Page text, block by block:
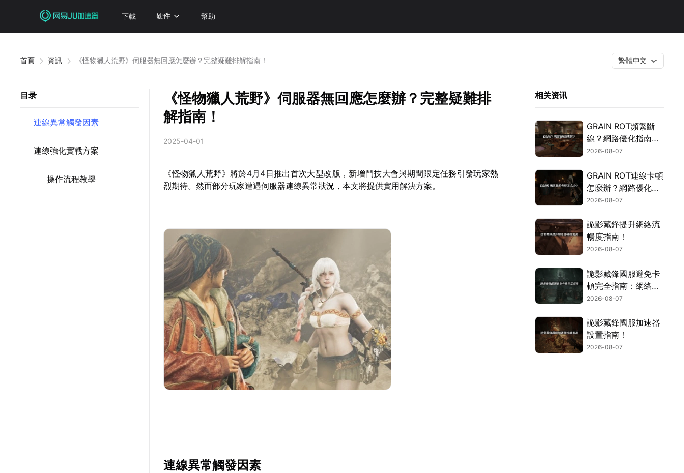
下載 硬件 幫助
首頁 資訊 《怪物獵人荒野》伺服器無回應怎麼辦？完整疑難排解指南！ 繁體中文
目录
連線異常觸發因素
連線強化實戰方案
操作流程教學
《怪物獵人荒野》伺服器無回應怎麼辦？完整疑難排
解指南！
2025-04-01
《怪物獵人荒野》將於4月4日推出首次大型改版，新增鬥技大會與期間限定任務引發玩家熱
烈期待。然而部分玩家遭遇伺服器連線異常狀況，本文將提供實用解決方案。
連線異常觸發因素
相关资讯
GRAIN ROT頻繁斷
線？網路優化指南一
次搞定！
2026-08-07
GRAIN ROT連線卡頓
怎麼辦？網路優化這
樣解決！
2026-08-07
詭影藏鋒提升網絡流
暢度指南！
2026-08-07
詭影藏鋒國服避免卡
頓完全指南：網絡優
化與解決技巧！
2026-08-07
詭影藏鋒國服加速器
設置指南！
2026-08-07